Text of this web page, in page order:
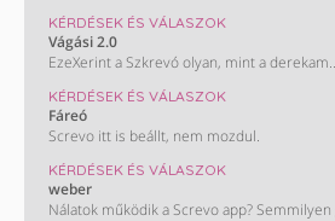
porosodik a dobozban.
KÉRDÉSEK ÉS VÁLASZOK
Vágási 2.0
EzeXerint a Szkrevó olyan, mint a
KÉRDÉSEK ÉS VÁLASZOK
Fáreó
Screvo itt is beállt, nem mozdul.
KÉRDÉSEK ÉS VÁLASZOK
weber
Nálatok működik a Screvo app?